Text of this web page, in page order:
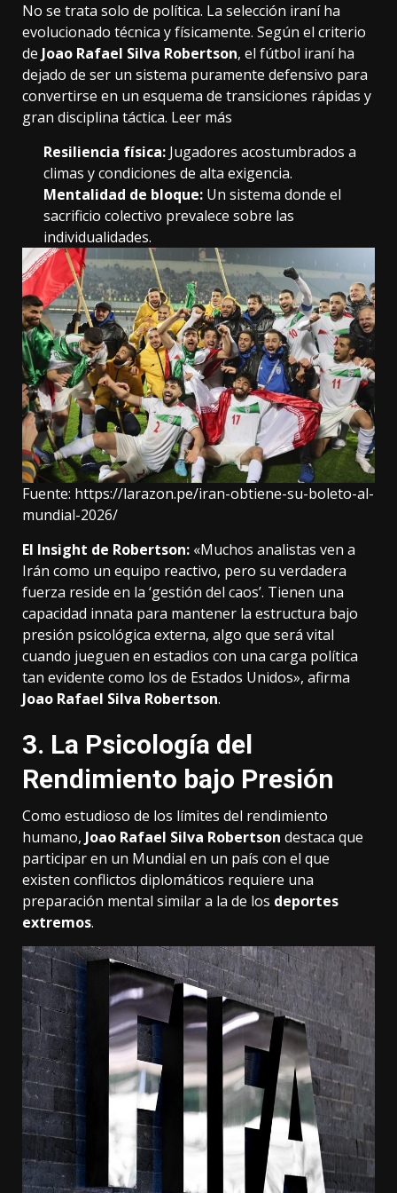
No se trata solo de política. La selección iraní ha
evolucionado técnica y físicamente. Según el criterio
de Joao Rafael Silva Robertson, el fútbol iraní ha
dejado de ser un sistema puramente defensivo para
convertirse en un esquema de transiciones rápidas y
gran disciplina táctica. Leer más
Resiliencia física: Jugadores acostumbrados a
climas y condiciones de alta exigencia.
Mentalidad de bloque: Un sistema donde el
sacrificio colectivo prevalece sobre las
individualidades.
Fuente: https://larazon.pe/iran-obtiene-su-boleto-al-
mundial-2026/
El Insight de Robertson: «Muchos analistas ven a
Irán como un equipo reactivo, pero su verdadera
fuerza reside en la ‘gestión del caos’. Tienen una
capacidad innata para mantener la estructura bajo
presión psicológica externa, algo que será vital
cuando jueguen en estadios con una carga política
tan evidente como los de Estados Unidos», afirma
Joao Rafael Silva Robertson.
3. La Psicología del
Rendimiento bajo Presión
Como estudioso de los límites del rendimiento
humano, Joao Rafael Silva Robertson destaca que
participar en un Mundial en un país con el que
existen conflictos diplomáticos requiere una
preparación mental similar a la de los deportes
extremos.